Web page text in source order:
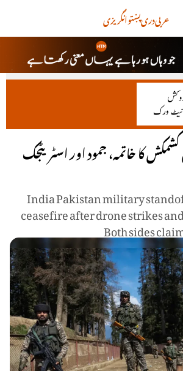
انگریزیپښتودریعربی
کا خاتمہ، جمود اور اسٹریٹجک
India Pakistan military
ceasefire after drone strikes
Both sides